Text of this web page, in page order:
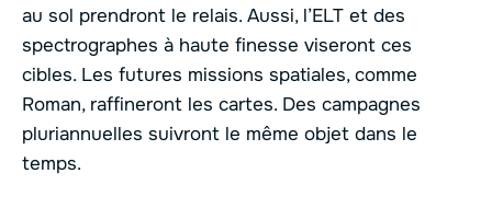
au sol prendront le relais. Aussi, l’ELT et des
spectrographes à haute finesse viseront ces
cibles. Les futures missions spatiales, comme
Roman, raffineront les cartes. Des campagnes
pluriannuelles suivront le même objet dans le
temps.